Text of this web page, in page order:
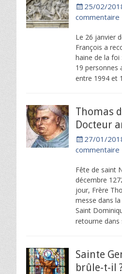
Posted25/02/
commentaire
Le 26 janvier
François a
haine de la foi
19 personnes
entre 1994 et
Thomas
Docteur
Posted27/01/
commentaire
Fête de saint
décembre
jour, Frère
messe dans
Saint
retourne dans
Sainte
brûle-t-il